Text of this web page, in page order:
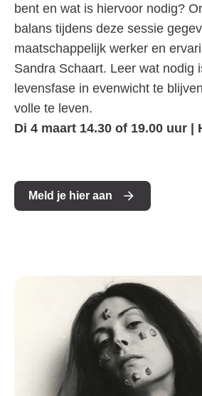
bent en wat is hiervoor nodig?
balans tijdens deze sessie
maatschappelijk werker en
Sandra Schaart. Leer wat nodig
levensfase in evenwicht te
volle te leven.
Di 4 maart 14.30 of 19.00 uur |
Meld je hier aan